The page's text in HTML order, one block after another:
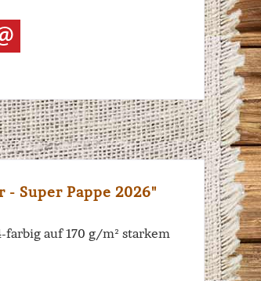
Super Pappe 2026"
auf 170 g/m² starkem